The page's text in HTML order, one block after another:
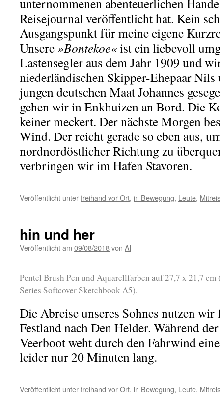
unternommenen abenteuerlichen
Reisejournal veröffentlicht hat. Kein
Ausgangspunkt für meine eigene
Unsere»Bontekoe«ist ein liebevoll
Lastensegler aus dem Jahr 1909 und
niederländischen Skipper-Ehepaar Nils
jungen deutschen Maat Johannes
gehen wir in Enkhuizen an Bord. Die
keiner meckert. Der nächste Morgen
Wind. Der reicht gerade so eben aus,
nordnordöstlicher Richtung zu
verbringen wir im Hafen Stavoren.
Veröffentlicht unterfreihand vor Ort, in Bewegung, Leute,
hin und her
Veröffentlicht am 09/08/2018von Al
Pentel Brush Pen und Aquarellfarben auf 27,7 x 21,7
Series Softcover Sketchbook A5).
Die Abreise unseres Sohnes nutzen
Festland nach Den Helder. Während
Veerboot weht durch den Fahrwind
leider nur 20 Minuten lang.
Veröffentlicht unterfreihand vor Ort, in Bewegung, Leute,